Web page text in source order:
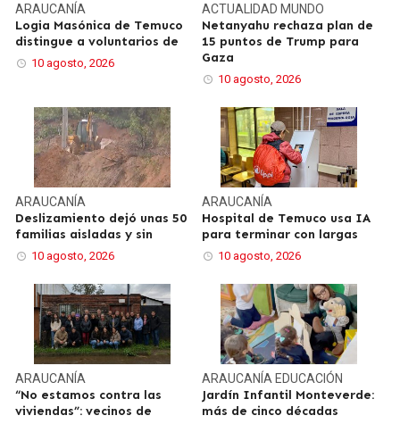
ARAUCANÍA
Logia Masónica de Temuco
distingue a voluntarios de
10 agosto, 2026
ACTUALIDAD MUNDO
Netanyahu rechaza plan de
15 puntos de Trump para
Gaza
10 agosto, 2026
ARAUCANÍA
Deslizamiento dejó unas 50
familias aisladas y sin
10 agosto, 2026
ARAUCANÍA
Hospital de Temuco usa IA
para terminar con largas
10 agosto, 2026
ARAUCANÍA
“No estamos contra las
viviendas”: vecinos de
ARAUCANÍA EDUCACIÓN
Jardín Infantil Monteverde:
más de cinco décadas